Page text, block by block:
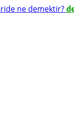
ne demektir?